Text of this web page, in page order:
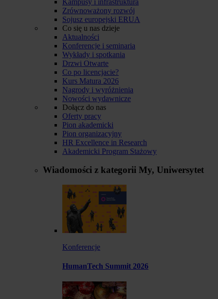
Zrównoważony rozwój
Sojusz europejski ERUA
Co się u nas dzieje
Aktualności
Konferencje i seminaria
Wykłady i spotkania
Drzwi Otwarte
Co po licencjacie?
Kurs Matura 2026
Nagrody i wyróżnienia
Nowości wydawnicze
Dołącz do nas
Oferty pracy
Pion akademicki
Pion organizacyjny
HR Excellence in Research
Akademicki Program Stażowy
Wiadomości z kategorii My, Uniwersytet
Konferencje
HumanTech Summit 2026